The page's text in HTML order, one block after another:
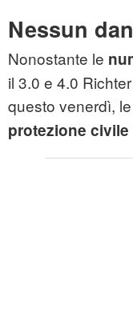
Nessun
Nonostante le
il 3.0 e 4.0
questo venerdì,
protezione civile